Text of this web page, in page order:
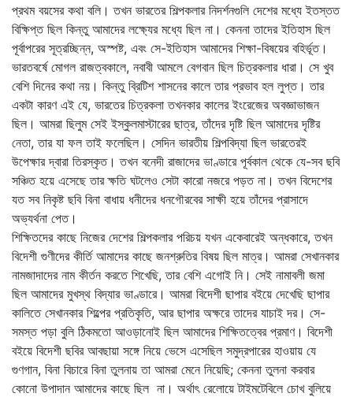
প্রথম বয়সের কথা বলি। তখন ভারতের শিল্পকলার নিদর্শনগুলি দেশের মধ্যে ইতস্তত
বিক্ষিপ্ত ছিল কিন্তু আমাদের লক্ষ্যের মধ্যে ছিল না। কেননা তাদের ইতিহাস ছিল
পূর্বাপরের সূত্রচ্ছিন্ন, অস্পষ্ট, এবং সে-ইতিহাস আমাদের শিক্ষা-বিষয়ের বহির্ভূত।
ভারতবর্ষে মোগল রাজত্বকালে, নবাবী আমলে বেগবান ছিল চিত্রকলার ধারা। সে খুব
বেশি দিনের কথা নয়। কিন্তু ব্রিটিশ শাসনের কালে তার প্রভাব হল লুপ্ত। তার
একটা কারণ এই যে, ভারতের চিত্রকলা তখনকার কালের ইংরেজের অবজ্ঞাভাজন
ছিল। আমরা ছিলুম সেই ইস্কুলমাস্টারের ছাত্র, তাঁদের দৃষ্টি ছিল আমাদের দৃষ্টির
নেতা, তার যা ফল তাই ফলেছিল। সেদিন ভারতীয় শিল্পবিদ্যা ছিল ভারতেরই
উপেক্ষার দ্বারা তিরস্কৃত। তখন বনেদী রাজাদের ভাণ্ডারে পূর্বকাল থেকে যে-সব ছবি
সঞ্চিত হয়ে এসেছে তার ক্ষতি ঘটলেও সেটা কারো নজরে পড়ত না। তখন বিদেশের
যত সব নিকৃষ্ট ছবি বিনা বাধায় ধনীদের ধনগৌরবের সাক্ষী হয়ে তাঁদের প্রাসাদে
অভ্যর্থনা পেত।
শিক্ষিতদের কাছে নিজের দেশের শিল্পকলার পরিচয় যখন একেবারেই অন্ধকারে, তখন
বিদেশী গুণীদের কীর্তি আমাদের কাছে জনশ্রুতির বিষয় ছিল মাত্র। আমরা সেখানকার
নামজাদাদের নাম কীর্তন করতে শিখেছি, তার বেশি এগোই নি। সেই নামাবলী জমা
ছিল আমাদের মুখস্থ বিদ্যার ভাণ্ডারে। আমরা বিদেশী ছাপার বইয়ে দেখেছি ছাপার
কালিতে সেখানকার শিল্পের প্রতিকৃতি, আর ছাপার অক্ষরে তাদের যাচাই দর। সে-
সমস্ত পড়া বুলি ঠিকমতো আওড়ানোই ছিল আমাদের শিক্ষিতত্বের প্রমাণ। বিদেশী
বইয়ে বিদেশী ছবির আবছায়া সঙ্গে নিয়ে ভেসে এসেছিল সমুদ্রপারের হাওয়ায় যে
গুণগান, বিনা বিচারে বিনা তুলনায় তা আমরা মেনে নিয়েছি; কেননা তুলনা করবার
কোনো উপাদান আমাদের কাছে ছিল না। অর্থাৎ রেলোয়ে টাইমটেবিলে চোখ বুলিয়ে